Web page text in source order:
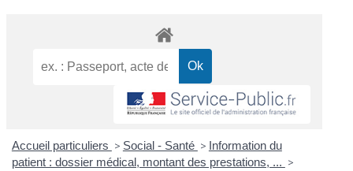
Accueil particuliers > Social - Santé > Information du
patient : dossier médical, montant des prestations, ... >